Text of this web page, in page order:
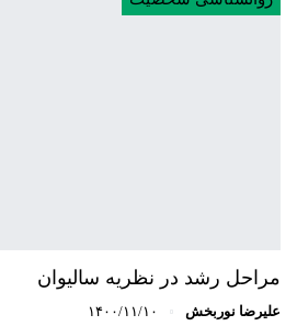
مراحل رشد در نظریه سالیوان
علیرضا نوربخش ۱۴۰۰/۱۱/۱۰